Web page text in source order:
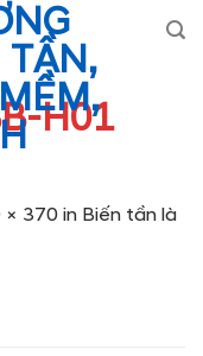
H01
× 370 in Biến tần là